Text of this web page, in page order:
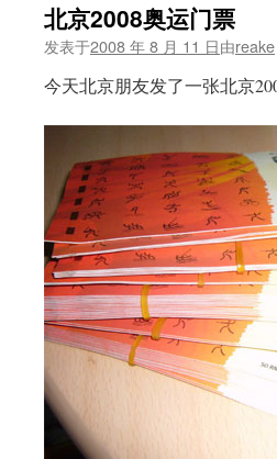
北京2008奥运门票
发表于2008 年 8 月 11 日由reake
今天北京朋友发了一张北京